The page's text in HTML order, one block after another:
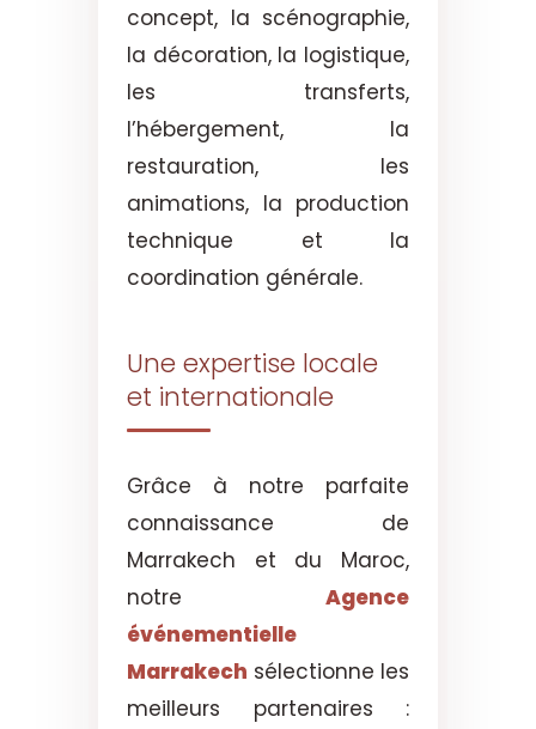
concept, la scénographie,
la décoration, la logistique,
les transferts,
l’hébergement, la
restauration, les
animations, la production
technique et la
coordination générale.
Une expertise locale
et internationale
Grâce à notre parfaite
connaissance de
Marrakech et du Maroc,
notre Agence
événementielle
Marrakech sélectionne les
meilleurs partenaires :